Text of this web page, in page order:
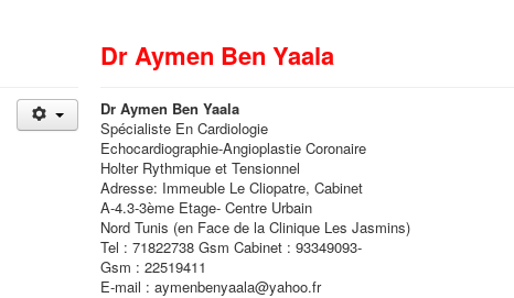
Dr Aymen Ben Yaala
Dr Aymen Ben Yaala
Spécialiste En Cardiologie
Echocardiographie-Angioplastie Coronaire
Holter Rythmique et Tensionnel
Adresse: Immeuble Le Cliopatre, Cabinet
A-4.3-3ème Etage- Centre Urbain
Nord Tunis (en Face de la Clinique Les Jasmins)
Tel : 71822738 Gsm Cabinet : 93349093-
Gsm : 22519411
E-mail : aymenbenyaala@yahoo.fr